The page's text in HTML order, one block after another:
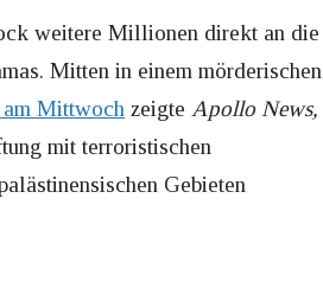
weitere Millionen direkt an die
Mitten in einem mörderischen
Mittwoch zeigte Apollo News,
mit terroristischen
Gebieten